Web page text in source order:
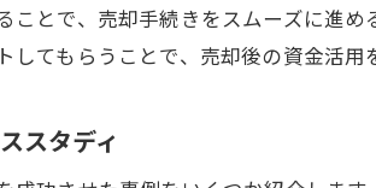
資金管理の
税負担を減
ことで、売却手続きをスムーズに進
してもらうことで、売却後の資金活用
スタディ